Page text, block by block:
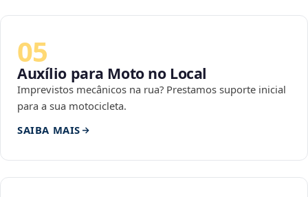
05
Auxílio para Moto no Local
Imprevistos mecânicos na rua? Prestamos suporte inicial
para a sua motocicleta.
SAIBA MAIS